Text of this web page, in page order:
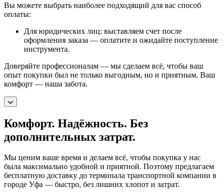
Вы можете выбрать наиболее подходящий для вас способ
оплаты:
Для юридических лиц: выставляем счет после
оформления заказа — оплатите и ожидайте поступление
инструмента.
Доверяйте профессионалам — мы сделаем всё, чтобы ваш
опыт покупки был не только выгодным, но и приятным. Ваш
комфорт — наша забота.
Комфорт. Надёжность. Без
дополнительных затрат.
Мы ценим ваше время и делаем всё, чтобы покупка у нас
была максимально удобной и приятной. Поэтому предлагаем
бесплатную доставку до терминала транспортной компании в
городе Уфа — быстро, без лишних хлопот и затрат.